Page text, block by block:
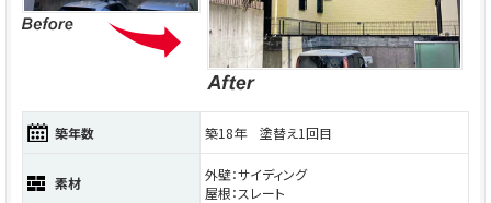
築年数 築18年 塗替え1回目
素材
外壁：サイディング
屋根：スレート